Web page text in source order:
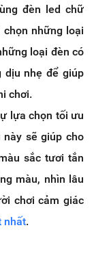
đèn led chữ
chọn những loại
loại đèn có
dịu nhẹ để giúp
chơi.
lựa chọn tối ưu
sẽ giúp cho
sắc tươi tắn
màu, nhìn lâu
chơi cảm giác
nhất.